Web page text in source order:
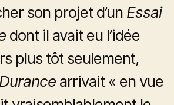
son projet d’un Essai
dont il avait eu l’idée
plus tôt seulement,
arrivait « en vue